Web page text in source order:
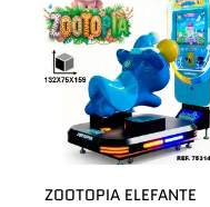
ZOOTOPIA ELEFANTE